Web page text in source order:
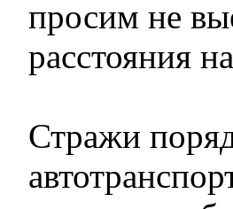
просим не
расстояния
Стражи